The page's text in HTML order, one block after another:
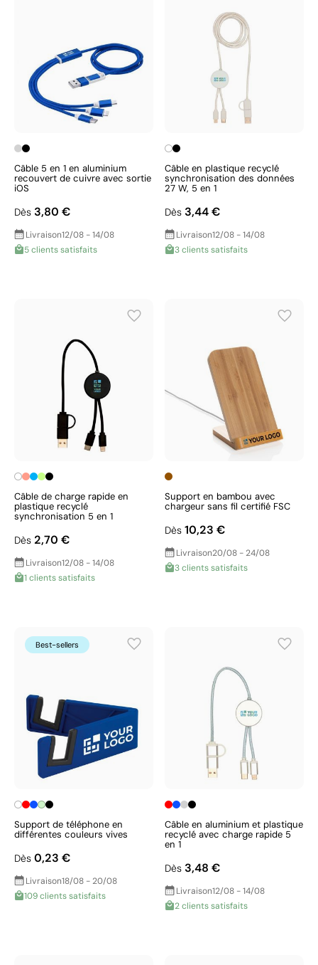
Câble 5 en 1 en aluminium
recouvert de cuivre avec sortie
iOS
Dès 3,80 €
Livraison12/08 - 14/08
5 clients satisfaits
Câble en plastique recyclé
synchronisation des données
27 W, 5 en 1
Dès 3,44 €
Livraison12/08 - 14/08
3 clients satisfaits
Câble de charge rapide en
plastique recyclé
synchronisation 5 en 1
Dès 2,70 €
Livraison12/08 - 14/08
1 clients satisfaits
Support en bambou avec
chargeur sans fil certifié FSC
Dès 10,23 €
Livraison20/08 - 24/08
3 clients satisfaits
Best-sellers
Support de téléphone en
différentes couleurs vives
Dès 0,23 €
Livraison18/08 - 20/08
109 clients satisfaits
Câble en aluminium et plastique
recyclé avec charge rapide 5
en 1
Dès 3,48 €
Livraison12/08 - 14/08
2 clients satisfaits